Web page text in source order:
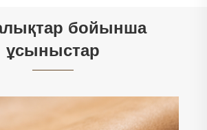
бойынша
ұсыныстар